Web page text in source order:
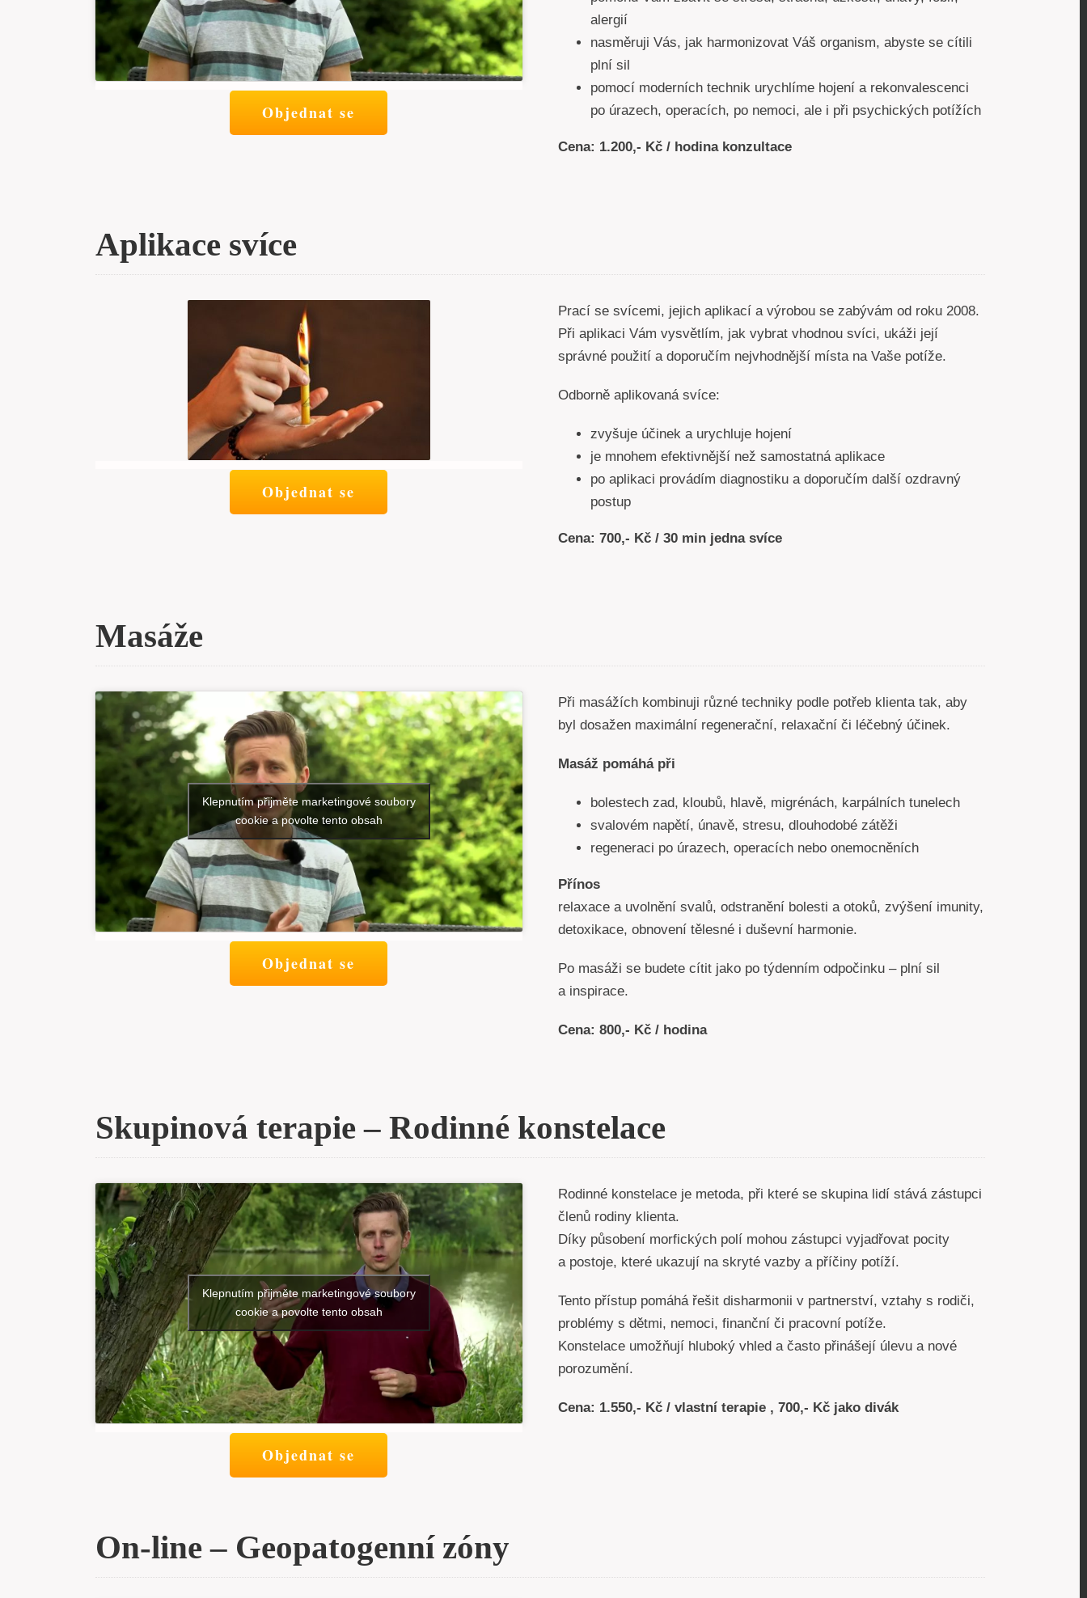
Objednat se
alergií
nasměruji Vás, jak harmonizovat Váš organism, abyste se cítili
plní sil
pomocí moderních technik urychlíme hojení a rekonvalescenci
po úrazech, operacích, po nemoci, ale i při psychických potížích
Cena: 1.200,- Kč / hodina konzultace
Aplikace svíce
Objednat se
Prací se svícemi, jejich aplikací a výrobou se zabývám od roku 2008.
Při aplikaci Vám vysvětlím, jak vybrat vhodnou svíci, ukáži její
správné použití a doporučím nejvhodnější místa na Vaše potíže.
Odborně aplikovaná svíce:
zvyšuje účinek a urychluje hojení
je mnohem efektivnější než samostatná aplikace
po aplikaci provádím diagnostiku a doporučím další ozdravný
postup
Cena: 700,- Kč / 30 min jedna svíce
Masáže
Klepnutím přijměte marketingové soubory
cookie a povolte tento obsah
Objednat se
Při masážích kombinuji různé techniky podle potřeb klienta tak, aby
byl dosažen maximální regenerační, relaxační či léčebný účinek.
Masáž pomáhá při
bolestech zad, kloubů, hlavě, migrénách, karpálních tunelech
svalovém napětí, únavě, stresu, dlouhodobé zátěži
regeneraci po úrazech, operacích nebo onemocněních
Přínos
relaxace a uvolnění svalů, odstranění bolesti a otoků, zvýšení imunity,
detoxikace, obnovení tělesné i duševní harmonie.
Po masáži se budete cítit jako po týdenním odpočinku – plní sil
a inspirace.
Cena: 800,- Kč / hodina
Skupinová terapie – Rodinné konstelace
Klepnutím přijměte marketingové soubory
cookie a povolte tento obsah
Objednat se
Rodinné konstelace je metoda, při které se skupina lidí stává zástupci
členů rodiny klienta.
Díky působení morfických polí mohou zástupci vyjadřovat pocity
a postoje, které ukazují na skryté vazby a příčiny potíží.
Tento přístup pomáhá řešit disharmonii v partnerství, vztahy s rodiči,
problémy s dětmi, nemoci, finanční či pracovní potíže.
Konstelace umožňují hluboký vhled a často přinášejí úlevu a nové
porozumění.
Cena: 1.550,- Kč / vlastní terapie , 700,- Kč jako divák
On-line – Geopatogenní zóny